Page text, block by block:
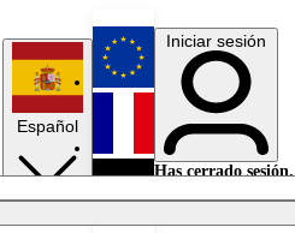
Español
English
Français
Iniciar sesión
Has cerrado sesión.